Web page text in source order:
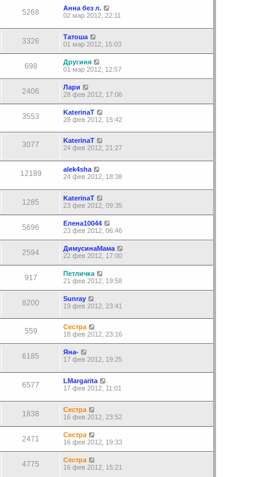
5268
Анна без л.
02 мар 2012, 22:11
3326
Татоша
01 мар 2012, 15:03
698
Другиня
01 мар 2012, 12:57
2406
Лари
28 фев 2012, 17:06
3553
KaterinaT
28 фев 2012, 15:42
3077
KaterinaT
24 фев 2012, 21:27
12189
alek4sha
24 фев 2012, 18:38
1285
KaterinaT
23 фев 2012, 09:35
5696
Елена10044
23 фев 2012, 06:46
2594
ДимусинаМама
22 фев 2012, 17:00
917
Петличка
21 фев 2012, 19:58
8200
Sunray
19 фев 2012, 23:41
559
Сестра
18 фев 2012, 23:16
6185
Яна-
17 фев 2012, 19:25
6577
LMargarita
17 фев 2012, 11:01
1838
Сестра
16 фев 2012, 23:52
2471
Сестра
16 фев 2012, 19:33
4775
Сестра
16 фев 2012, 15:21